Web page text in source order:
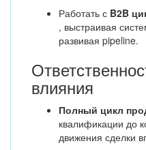
Работать с B2B
, выстраивая
развивая pipeline.
влияния
Полный цикл
квалификации до
движения сделки